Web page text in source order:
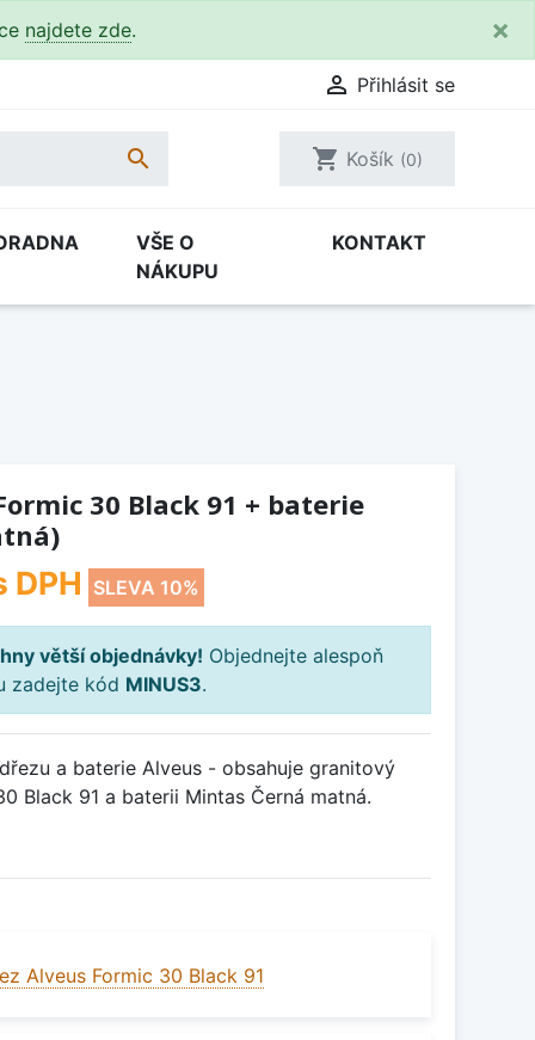
najdete zde. ×
 Přihlásit se
 shopping_cart Košík (0)
VŠE O
NÁKUPU
KONTAKT
30 Black 91 + baterie
DPH SLEVA 10%
větší objednávky! Objednejte alespoň
zadejte kód MINUS3.
a baterie Alveus - obsahuje granitový
Black 91 a baterii Mintas Černá matná.
Alveus Formic 30 Black 91